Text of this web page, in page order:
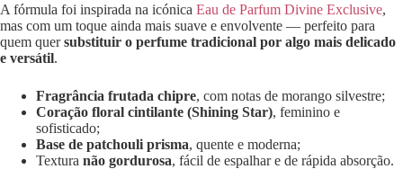
A fórmula foi inspirada na icónica Eau de Parfum Divine Exclusive,
mas com um toque ainda mais suave e envolvente — perfeito para
quem quersubstituir o perfume tradicional por algo mais delicado
e versátil.
Fragrância frutada chipre, com notas de morango silvestre;
Coração floral cintilante (Shining Star), feminino e
sofisticado;
Base de patchouli prisma, quente e moderna;
Textura não gordurosa, fácil de espalhar e de rápida absorção.